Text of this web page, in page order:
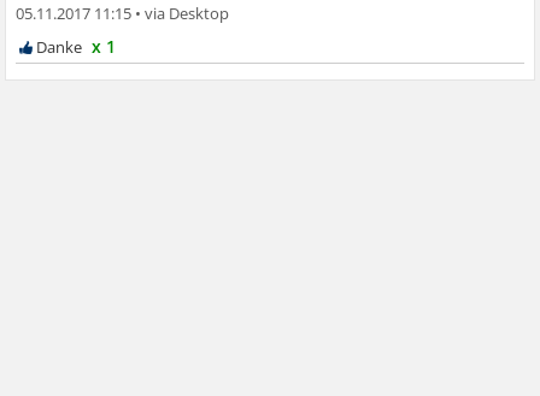
05.11.2017 11:15 •
x 1